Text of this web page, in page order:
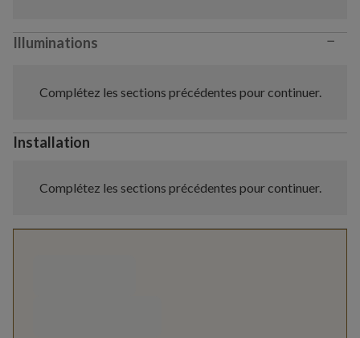
Illuminations −
Complétez les sections précédentes pour continuer.
Installation
Complétez les sections précédentes pour continuer.